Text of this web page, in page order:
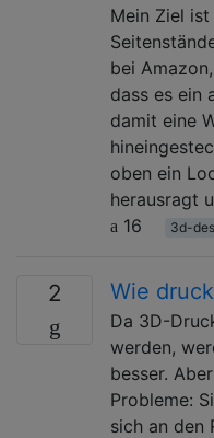
Mein Ziel
bei
dass es ein
damit eine
oben ein
herausragt
16
3d-
2 Wie
Da 3D-
werden,
besser.
Probleme:
sich an den